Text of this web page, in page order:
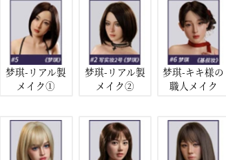
梦琪-リアル製
メイク①
梦琪-リアル製
メイク②
梦琪-キキ様の
職人メイク